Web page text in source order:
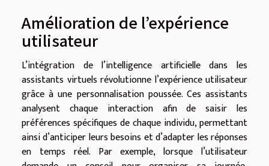
Amélioration de l’expérience
utilisateur
L’intégration de l’intelligence artificielle dans les
assistants virtuels révolutionne l’expérience utilisateur
grâce à une personnalisation poussée. Ces assistants
analysent chaque interaction afin de saisir les
préférences spécifiques de chaque individu, permettant
ainsi d’anticiper leurs besoins et d’adapter les réponses
en temps réel. Par exemple, lorsque l’utilisateur